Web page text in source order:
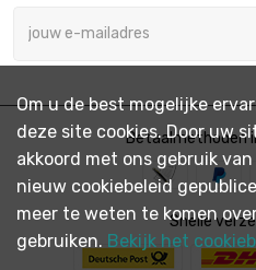
Betaalmethoden
Snelle
Om u de best mogelijke
deze site cookies. Door uw
akkoord met ons gebruik
nieuw cookiebeleid
meer te weten te komen
gebruiken. Bekijk het